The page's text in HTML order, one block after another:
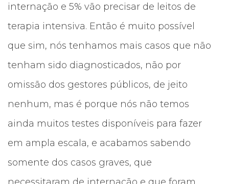
internação e 5% vão precisar de leitos de
terapia intensiva. Então é muito possível
que sim, nós tenhamos mais casos que não
tenham sido diagnosticados, não por
omissão dos gestores públicos, de jeito
nenhum, mas é porque nós não temos
ainda muitos testes disponíveis para fazer
em ampla escala, e acabamos sabendo
somente dos casos graves, que